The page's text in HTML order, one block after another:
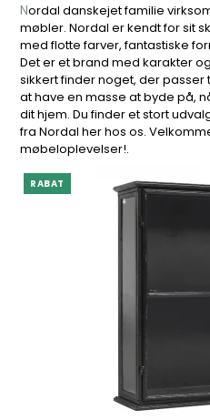
Nordal danskejet familie
møbler. Nordal er kendt for sit
med flotte farver, fantastiske
Det er et brand med karakter
sikkert finder noget, der passer
at have en masse at byde på,
dit hjem. Du finder et stort
fra Nordal her hos os.
møbeloplevelser!.
RABAT